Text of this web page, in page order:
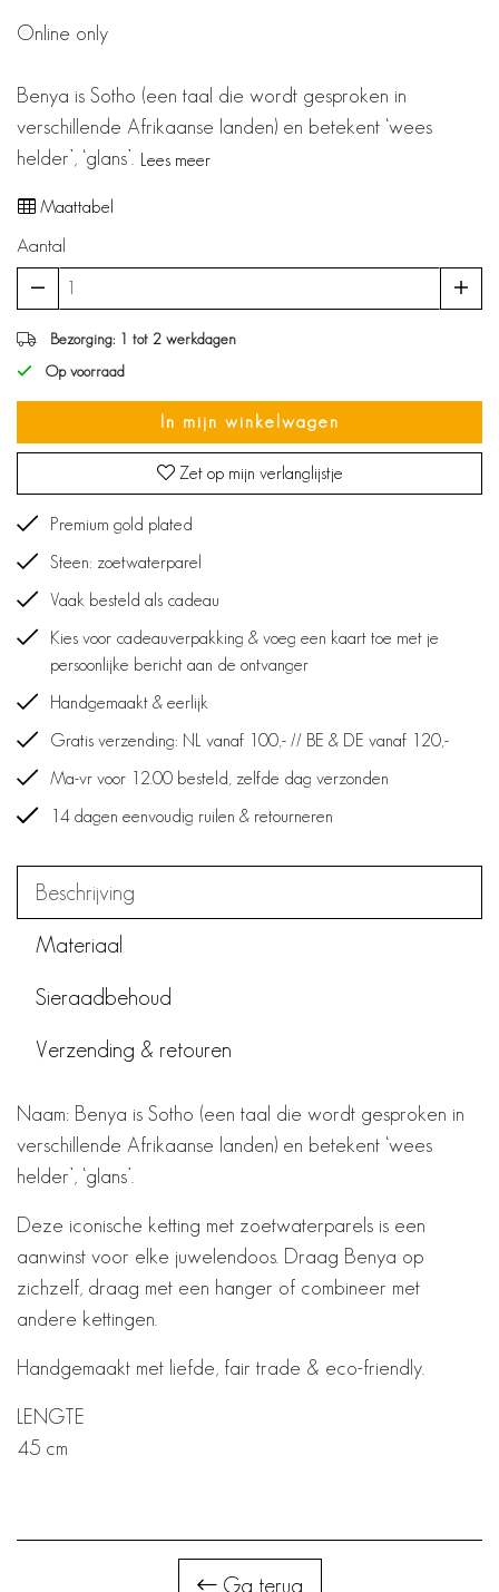
Online only
Benya is Sotho (een taal die wordt gesproken in
verschillende Afrikaanse landen) en betekent ‘wees
helder’, ‘glans’.
Lees meer
Maattabel
Aantal
Bezorging: 1 tot 2 werkdagen
Op voorraad
In mijn winkelwagen
Zet op mijn verlanglijstje
Premium gold plated
Steen: zoetwaterparel
Vaak besteld als cadeau
Kies voor cadeauverpakking & voeg een kaart toe met je
persoonlijke bericht aan de ontvanger
Handgemaakt & eerlijk
Gratis verzending: NL vanaf 100,- // BE & DE vanaf 120,-
Ma-vr voor 12.00 besteld, zelfde dag verzonden
14 dagen eenvoudig ruilen & retourneren
Beschrijving
Materiaal
Sieraadbehoud
Verzending & retouren
Naam: Benya is Sotho (een taal die wordt gesproken in
verschillende Afrikaanse landen) en betekent ‘wees
helder’, ‘glans’.
Deze iconische ketting met zoetwaterparels is een
aanwinst voor elke juwelendoos. Draag Benya op
zichzelf, draag met een hanger of combineer met
andere kettingen.
Handgemaakt met liefde, fair trade & eco-friendly.
LENGTE
45 cm
Ga terug